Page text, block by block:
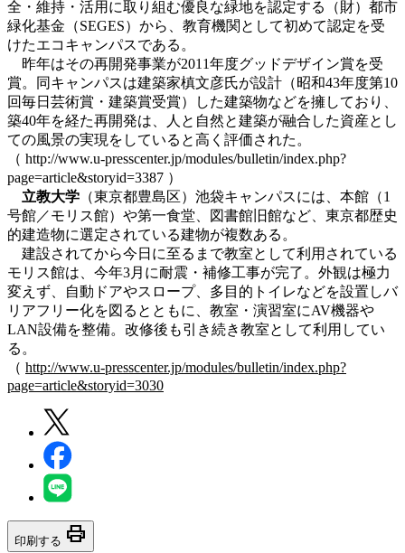
全・維持・活用に取り組む優良な緑地を認定する（財）都市
緑化基金（SEGES）から、教育機関として初めて認定を受
けたエコキャンパスである。
昨年はその再開発事業が2011年度グッドデザイン賞を受
賞。同キャンパスは建築家槙文彦氏が設計（昭和43年度第10
回毎日芸術賞・建築賞受賞）した建築物などを擁しており、
築40年を経た再開発は、人と自然と建築が融合した資産とし
ての風景の実現をしていると高く評価された。
（ http://www.u-presscenter.jp/modules/bulletin/index.php?
page=article&storyid=3387 ）
立教大学 （東京都豊島区）池袋キャンパスには、本館（1
号館／モリス館）や第一食堂、図書館旧館など、東京都歴史
的建造物に選定されている建物が複数ある。
建設されてから今日に至るまで教室として利用されている
モリス館は、今年3月に耐震・補修工事が完了。外観は極力
変えず、自動ドアやスロープ、多目的トイレなどを設置しバ
リアフリー化を図るとともに、教室・演習室にAV機器や
LAN設備を整備。改修後も引き続き教室として利用してい
る。
（ http://www.u-presscenter.jp/modules/bulletin/index.php?
page=article&storyid=3030
印刷する print